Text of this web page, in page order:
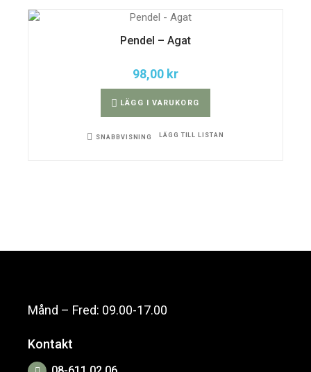
Pendel – Agat
98,00 kr
LÄGG I VARUKORG
SNABBVISNING LÄGG TILL LISTAN
Månd – Fred: 09.00-17.00
Kontakt